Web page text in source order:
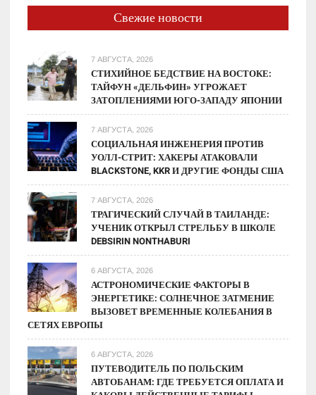
спарринг-
партнера
опытом
обеих
сторон
Свежие новости
7 АВГУСТА, 2026
СТИХИЙНОЕ БЕДСТВИЕ НА ВОСТОКЕ:
ТАЙФУН «ДЕЛЬФИН» УГРОЖАЕТ
ЗАТОПЛЕНИЯМИ ЮГО-ЗАПАДУ ЯПОНИИ
7 АВГУСТА, 2026
СОЦИАЛЬНАЯ ИНЖЕНЕРИЯ ПРОТИВ
УОЛЛ-СТРИТ: ХАКЕРЫ АТАКОВАЛИ
BLACKSTONE, KKR И ДРУГИЕ ФОНДЫ США
7 АВГУСТА, 2026
ТРАГИЧЕСКИЙ СЛУЧАЙ В ТАИЛАНДЕ:
УЧЕНИК ОТКРЫЛ СТРЕЛЬБУ В ШКОЛЕ
DEBSIRIN NONTHABURI
6 АВГУСТА, 2026
АСТРОНОМИЧЕСКИЕ ФАКТОРЫ В
ЭНЕРГЕТИКЕ: СОЛНЕЧНОЕ ЗАТМЕНИЕ
ВЫЗОВЕТ ВРЕМЕННЫЕ КОЛЕБАНИЯ В
СЕТЯХ ЕВРОПЫ
6 АВГУСТА, 2026
ПУТЕВОДИТЕЛЬ ПО ПОЛЬСКИМ
АВТОБАНАМ: ГДЕ ТРЕБУЕТСЯ ОПЛАТА И